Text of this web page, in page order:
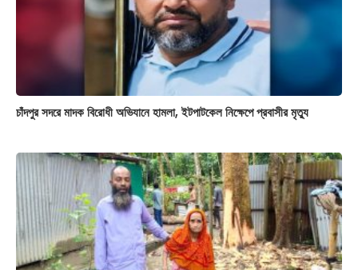
চাঁদপুর সদরে মাদক বিরোধী অভিযানে হামলা, ইটপাটকেল নিক্ষেপে প্রবাসীর মৃত্যু